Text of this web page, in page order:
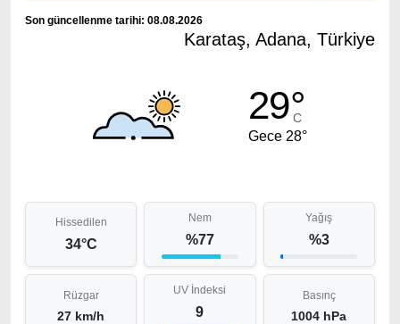
Son güncellenme tarihi: 08.08.2026
Karataş, Adana, Türkiye
29°
C
Gece 28°
Hissedilen
34°C
Nem
%77
Yağış
%3
Rüzgar
27 km/h
UV İndeksi
9
Basınç
1004 hPa